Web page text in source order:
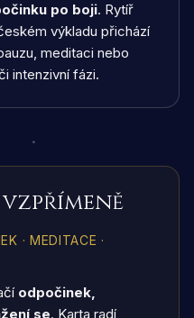
po boji. Rytíř
výkladu přichází
meditaci nebo
intenzivní fázi.
· MEDITACE ·
odpočinek,
se. Karta radí